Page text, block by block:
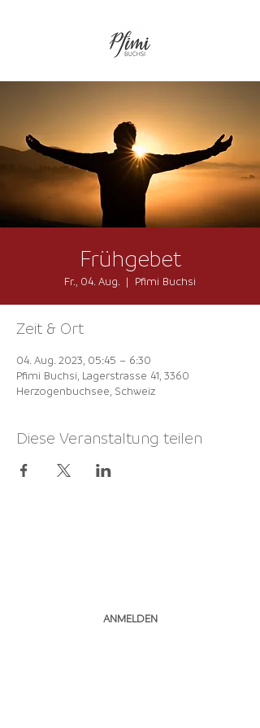
Frühgebet
Fr., 04. Aug.
  |
Pfimi Buchsi
Zeit & Ort
04. Aug. 2023, 05:45 – 6:30
Pfimi Buchsi, Lagerstrasse 41, 3360
Herzogenbuchsee, Schweiz
Diese Veranstaltung teilen
ANMELDEN